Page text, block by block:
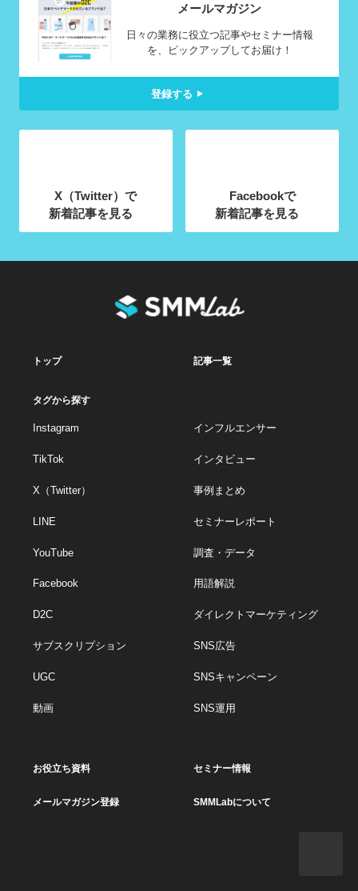
メールマガジン
日々の業務に役立つ記事やセミナー情報
を、ピックアップしてお届け！
登録する
X（Twitter）で
新着記事を見る
Facebookで
新着記事を見る
トップ 記事一覧
タグから探す
Instagram
TikTok
X（Twitter）
LINE
YouTube
Facebook
D2C
サブスクリプション
UGC
動画
インフルエンサー
インタビュー
事例まとめ
セミナーレポート
調査・データ
用語解説
ダイレクトマーケティング
SNS広告
SNSキャンペーン
SNS運用
お役立ち資料 セミナー情報
メールマガジン登録 SMMLabについて